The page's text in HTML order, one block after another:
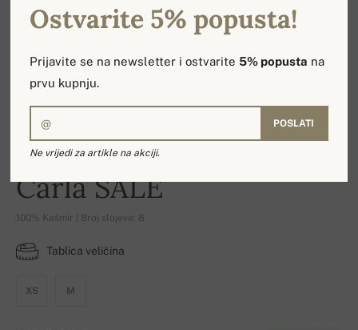
-16%
Carla SALE
100% Kašmir | Broj slojeva: 8
Tablica veličina
XS M
Ostvarite 5% popusta!
Prijavite se na newsletter i ostvarite5% popusta na
prvu kupnju.
POSLATI
Ne vrijedi za artikle na akciji.